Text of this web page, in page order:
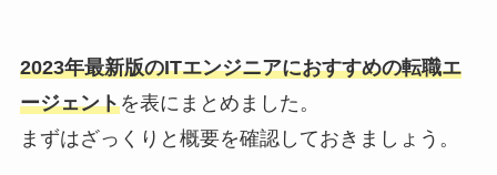
2023年最新版のITエンジニアにおすすめの転職エ
ージェントを表にまとめました。
まずはざっくりと概要を確認しておきましょう。